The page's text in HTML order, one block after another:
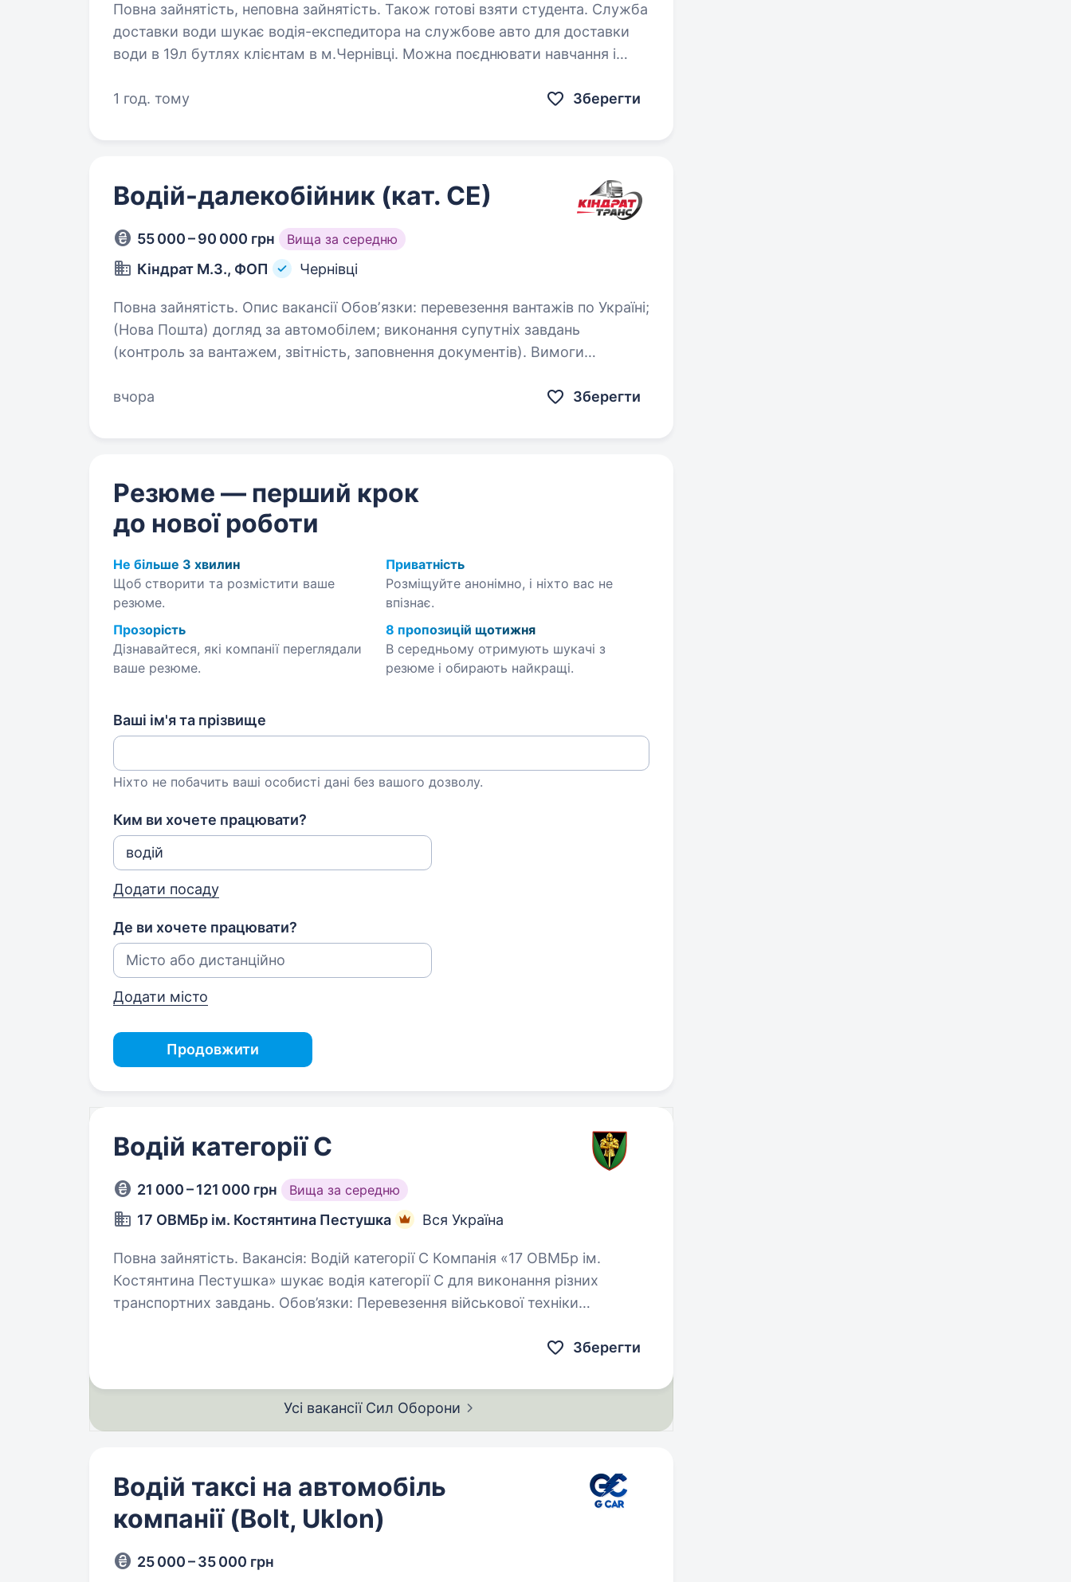
Повна зайнятість, неповна зайнятість. Також готові взяти студента. Служба
доставки води шукає водія-експедитора на службове авто для доставки
води в 19л бутлях клієнтам в м.Чернівці. Можна поєднювати навчання і
1 год. тому
Зберегти
Водій-далекобійник (кат. СЕ)
55 000 – 90 000 грн Вища за середню
Кіндрат М.З., ФОП Чернівці
Повна зайнятість. Опис вакансії Обовʼязки: перевезення вантажів по Україні;
(Нова Пошта) догляд за автомобілем; виконання супутніх завдань
(контроль за вантажем, звітність, заповнення документів). Вимоги
вчора
Зберегти
Резюме — перший крок
до нової роботи
Не більше 3 хвилин
Щоб створити та розмістити ваше
резюме.
Приватність
Розміщуйте анонімно, і ніхто вас не
впізнає.
Прозорість
Дізнавайтеся, які компанії переглядали
ваше резюме.
8 пропозицій щотижня
В середньому отримують шукачі з
резюме і обирають найкращі.
Ваші ім'я та прізвище
Ніхто не побачить ваші особисті дані без вашого дозволу.
Ким ви хочете працювати?
Додати посаду
Де ви хочете працювати?
Додати місто
Продовжити
Водій категорії С
21 000 – 121 000 грн Вища за середню
17 ОВМБр ім. Костянтина Пестушка Вся Україна
Повна зайнятість. Вакансія: Водій категорії С Компанія «17 ОВМБр ім.
Костянтина Пестушка» шукає водія категорії С для виконання різних
транспортних завдань. Обов’язки: Перевезення військової техніки
Зберегти
Усі вакансії Сил Оборони
Водій таксі на автомобіль
компанії (Bolt, Uklon)
25 000 – 35 000 грн